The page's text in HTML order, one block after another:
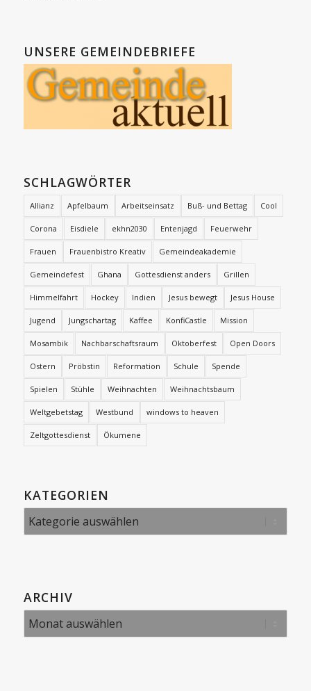
UNSERE GEMEINDEBRIEFE
SCHLAGWÖRTER
Allianz Apfelbaum Arbeitseinsatz Buß- und Bettag Cool
Corona Eisdiele ekhn2030 Entenjagd Feuerwehr
Frauen Frauenbistro Kreativ Gemeindeakademie
Gemeindefest Ghana Gottesdienst anders Grillen
Himmelfahrt Hockey Indien Jesus bewegt Jesus House
Jugend Jungschartag Kaffee KonfiCastle Mission
Mosambik Nachbarschaftsraum Oktoberfest Open Doors
Ostern Pröbstin Reformation Schule Spende
Spielen Stühle Weihnachten Weihnachtsbaum
Weltgebetstag Westbund windows to heaven
Zeltgottesdienst Ökumene
KATEGORIEN
Kategorien
ARCHIV